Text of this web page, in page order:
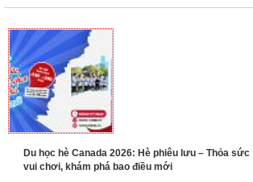
Du học hè Canada 2026: Hè phiêu lưu – Thỏa sức
vui chơi, khám phá bao điều mới